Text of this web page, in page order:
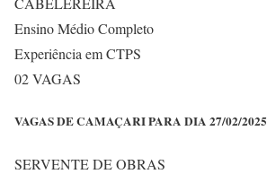
Ensino Médio Completo
Experiência em CTPS
02 VAGAS
VAGAS DE CAMAÇARI PARA DIA 27/02/2025
SERVENTE DE OBRAS